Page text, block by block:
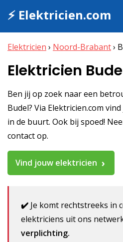
⚡ Elektricien.com
Elektricien › Noord-Brabant›
Elektricien
Ben jij op zoek naar een
Budel? Via Elektricien.com
in de buurt. Ook bij spoed!
contact op.
Vind jouw elektricien
✔️ Je komt rechtstreeks in
elektriciens uit ons
verplichting.